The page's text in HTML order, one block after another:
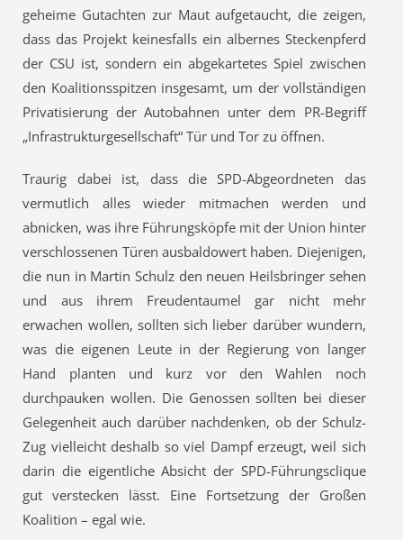
geheime Gutachten zur Maut aufgetaucht, die zeigen,
dass das Projekt keinesfalls ein albernes Steckenpferd
der CSU ist, sondern ein abgekartetes Spiel zwischen
den Koalitionsspitzen insgesamt, um der vollständigen
Privatisierung der Autobahnen unter dem PR-Begriff
„Infrastrukturgesellschaft“ Tür und Tor zu öffnen.
Traurig dabei ist, dass die SPD-Abgeordneten das
vermutlich alles wieder mitmachen werden und
abnicken, was ihre Führungsköpfe mit der Union hinter
verschlossenen Türen ausbaldowert haben. Diejenigen,
die nun in Martin Schulz den neuen Heilsbringer sehen
und aus ihrem Freudentaumel gar nicht mehr
erwachen wollen, sollten sich lieber darüber wundern,
was die eigenen Leute in der Regierung von langer
Hand planten und kurz vor den Wahlen noch
durchpauken wollen. Die Genossen sollten bei dieser
Gelegenheit auch darüber nachdenken, ob der Schulz-
Zug vielleicht deshalb so viel Dampf erzeugt, weil sich
darin die eigentliche Absicht der SPD-Führungsclique
gut verstecken lässt. Eine Fortsetzung der Großen
Koalition – egal wie.